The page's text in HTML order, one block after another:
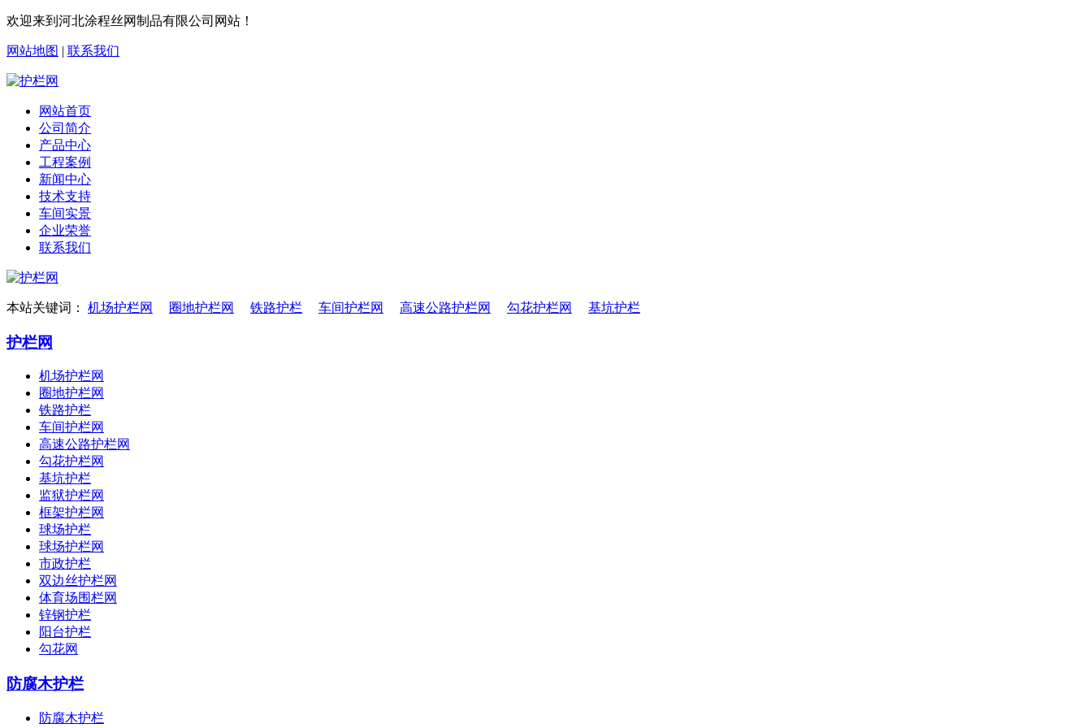
欢迎来到河北涂程丝网制品有限公司网站！
网站地图 | 联系我们
网站首页
公司简介
产品中心
工程案例
新闻中心
技术支持
车间实景
企业荣誉
联系我们
本站关键词： 机场护栏网 圈地护栏网 铁路护栏 车间护栏网 高速公路护栏网 勾花护栏网 基坑护栏
护栏网
机场护栏网
圈地护栏网
铁路护栏
车间护栏网
高速公路护栏网
勾花护栏网
基坑护栏
监狱护栏网
框架护栏网
球场护栏
球场护栏网
市政护栏
双边丝护栏网
体育场围栏网
锌钢护栏
阳台护栏
勾花网
防腐木护栏
防腐木护栏